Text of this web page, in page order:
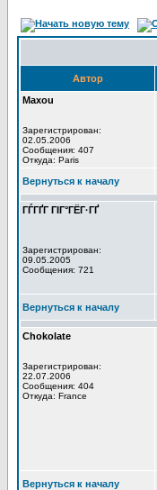
Автор
Maxou
Зарегистрирован:
02.05.2006
Сообщения: 407
Откуда: Paris
Вернуться к началу
ГЃГҐГ ГІГ°ГЁГ·ГҐ
Зарегистрирован:
09.05.2005
Сообщения: 721
Вернуться к началу
Chokolate
Зарегистрирован:
22.07.2006
Сообщения: 404
Откуда: France
Вернуться к началу